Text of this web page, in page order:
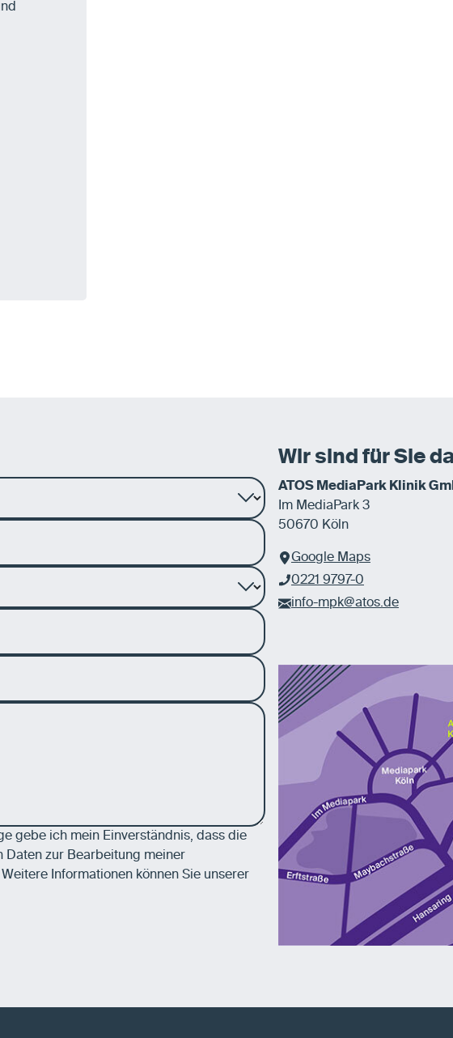
gebe ich mein Einverständnis, dass die
Daten zur Bearbeitung meiner
Informationen können Sie unserer
Wir sind für Sie
ATOS MediaPark Klinik
Im MediaPark 3
50670 Köln
Google Maps
0221 9797-0
info-mpk@atos.de